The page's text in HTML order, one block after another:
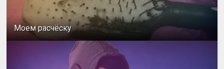
Моем расчёску